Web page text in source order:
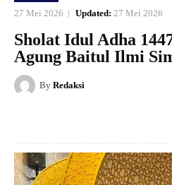
27 Mei 2026 Updated: 27 Mei 2026
Sholat Idul Adha
Agung Baitul Ilmi
By Redaksi